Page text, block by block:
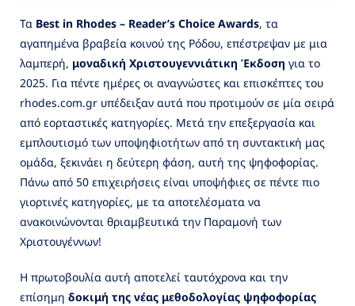
Τα Best in Rhodes – Reader’s Choice Awards, τα
αγαπημένα βραβεία κοινού της Ρόδου, επέστρεψαν με μια
λαμπερή, μοναδική Χριστουγεννιάτικη Έκδοση για το
2025. Για πέντε ημέρες οι αναγνώστες και επισκέπτες του
rhodes.com.gr υπέδειξαν αυτά που προτιμούν σε μία σειρά
από εορταστικές κατηγορίες. Μετά την επεξεργασία και
εμπλουτισμό των υποψηφιοτήτων από τη συντακτική μας
ομάδα, ξεκινάει η δεύτερη φάση, αυτή της ψηφοφορίας.
Πάνω από 50 επιχειρήσεις είναι υποψήφιες σε πέντε πιο
γιορτινές κατηγορίες, με τα αποτελέσματα να
ανακοινώνονται θριαμβευτικά την Παραμονή των
Χριστουγέννων!
Η πρωτοβουλία αυτή αποτελεί ταυτόχρονα και την
επίσημη δοκιμή της νέας μεθοδολογίας ψηφοφορίας